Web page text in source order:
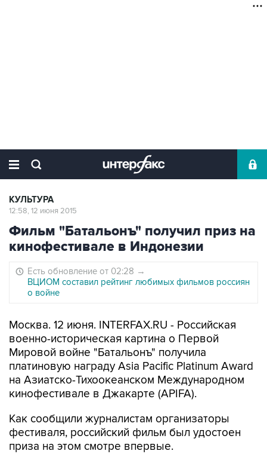
КУЛЬТУРА
12:58, 12 июня 2015
Фильм "Батальонъ" получил приз на
кинофестивале в Индонезии
Есть обновление от 02:28 →
ВЦИОМ составил рейтинг любимых фильмов россиян
о войне
Москва. 12 июня. INTERFAX.RU - Российская
военно-историческая картина о Первой
Мировой войне "Батальонъ" получила
платиновую награду Asia Pacific Platinum Award
на Азиатско-Тихоокеанском Международном
кинофестивале в Джакарте (APIFA).
Как сообщили журналистам организаторы
фестиваля, российский фильм был удостоен
приза на этом смотре впервые.